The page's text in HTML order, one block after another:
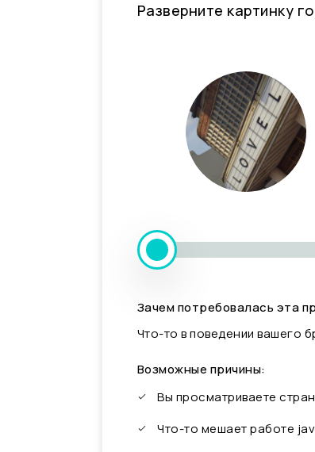
Разверните картинку
Зачем потребовалась эта
Что-то в поведении вашего
Возможные причины:
Вы просматриваете
Что-то мешает работе